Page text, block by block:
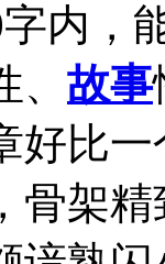
内，
故事
好比
骨架